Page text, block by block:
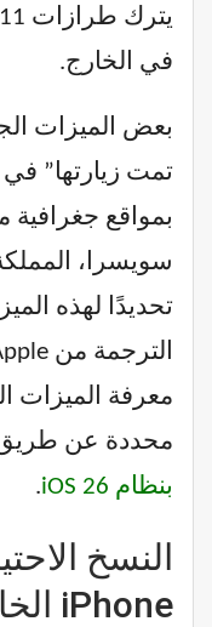
في الخارج.
بعض الميزات
تمت زيارتها”
بمواقع جغرافية
سويسرا،
تحديدًا لهذه
معرفة الميزات
محددة عن طريق
بنظام iOS 26
.
النسخ
iPhone الخاص بك قبل التحديث